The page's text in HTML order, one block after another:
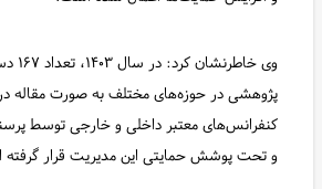
وی خاطرنشان
پژوهشی در حوزه‌های مختلف به صورت مقاله در
کنفرانس‌های معتبر داخلی و خارجی توسط
و تحت پوشش حمایتی این مدیریت قرار گرفته